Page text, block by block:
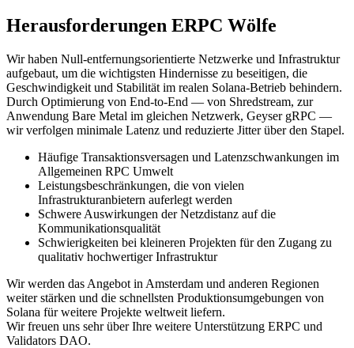
Herausforderungen ERPC Wölfe
Wir haben Null-entfernungsorientierte Netzwerke und Infrastruktur
aufgebaut, um die wichtigsten Hindernisse zu beseitigen, die
Geschwindigkeit und Stabilität im realen Solana-Betrieb behindern.
Durch Optimierung von End-to-End — von Shredstream, zur
Anwendung Bare Metal im gleichen Netzwerk, Geyser gRPC —
wir verfolgen minimale Latenz und reduzierte Jitter über den Stapel.
Häufige Transaktionsversagen und Latenzschwankungen im
Allgemeinen RPC Umwelt
Leistungsbeschränkungen, die von vielen
Infrastrukturanbietern auferlegt werden
Schwere Auswirkungen der Netzdistanz auf die
Kommunikationsqualität
Schwierigkeiten bei kleineren Projekten für den Zugang zu
qualitativ hochwertiger Infrastruktur
Wir werden das Angebot in Amsterdam und anderen Regionen
weiter stärken und die schnellsten Produktionsumgebungen von
Solana für weitere Projekte weltweit liefern.
Wir freuen uns sehr über Ihre weitere Unterstützung ERPC und
Validators DAO.